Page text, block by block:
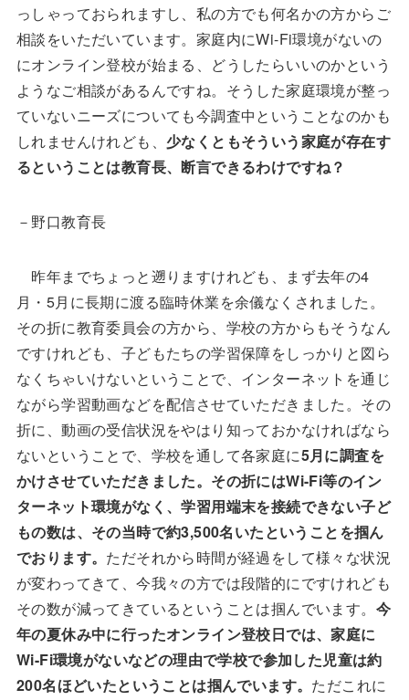
っしゃっておられますし、私の方でも何名かの方からご
相談をいただいています。家庭内にWi-Fi環境がないの
にオンライン登校が始まる、どうしたらいいのかという
ようなご相談があるんですね。そうした家庭環境が整っ
ていないニーズについても今調査中ということなのかも
しれませんけれども、 少なくともそういう家庭が存在す
るということは教育長、断言できるわけですね？
－野口教育長
昨年までちょっと遡りますけれども、まず去年の4
月・5月に長期に渡る臨時休業を余儀なくされました。
その折に教育委員会の方から、学校の方からもそうなん
ですけれども、子どもたちの学習保障をしっかりと図ら
なくちゃいけないということで、インターネットを通じ
ながら学習動画などを配信させていただきました。その
折に、動画の受信状況をやはり知っておかなければなら
ないということで、学校を通して各家庭に5月に調査を
かけさせていただきました。その折にはWi-Fi等のイン
ターネット環境がなく、学習用端末を接続できない子ど
もの数は、その当時で約3,500名いたということを掴ん
でおります。 ただそれから時間が経過をして様々な状況
が変わってきて、今我々の方では段階的にですけれども
その数が減ってきているということは掴んでいます。 今
年の夏休み中に行ったオンライン登校日では、家庭に
Wi-Fi環境がないなどの理由で学校で参加した児童は約
200名ほどいたということは掴んでいます。 ただこれに